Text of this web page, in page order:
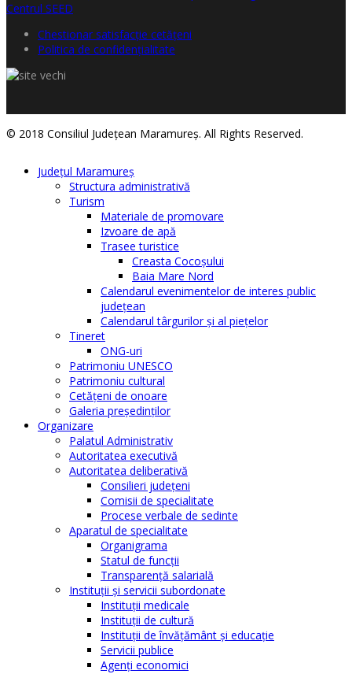
Chestionar satisfacţie cetăţeni
Politica de confidențialitate
© 2018 Consiliul Judeţean Maramureş. All Rights Reserved.
Judeţul Maramureş
Structura administrativă
Turism
Materiale de promovare
Izvoare de apă
Trasee turistice
Creasta Cocoșului
Baia Mare Nord
Calendarul evenimentelor de interes public
judeţean
Calendarul târgurilor şi al pieţelor
Tineret
ONG-uri
Patrimoniu UNESCO
Patrimoniu cultural
Cetăţeni de onoare
Galeria președinților
Organizare
Palatul Administrativ
Autoritatea executivă
Autoritatea deliberativă
Consilieri judeţeni
Comisii de specialitate
Procese verbale de sedinte
Aparatul de specialitate
Organigrama
Statul de funcții
Transparență salarială
Instituţii şi servicii subordonate
Instituţii medicale
Instituţii de cultură
Instituţii de învăţământ şi educaţie
Servicii publice
Agenţi economici